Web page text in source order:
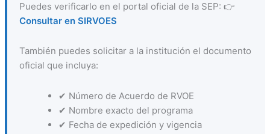
Puedes verificarlo en el portal oficial de la SEP: 👉
Consultar en SIRVOES
También puedes solicitar a la institución el documento
oficial que incluya:
✔ Número de Acuerdo de RVOE
✔ Nombre exacto del programa
✔ Fecha de expedición y vigencia